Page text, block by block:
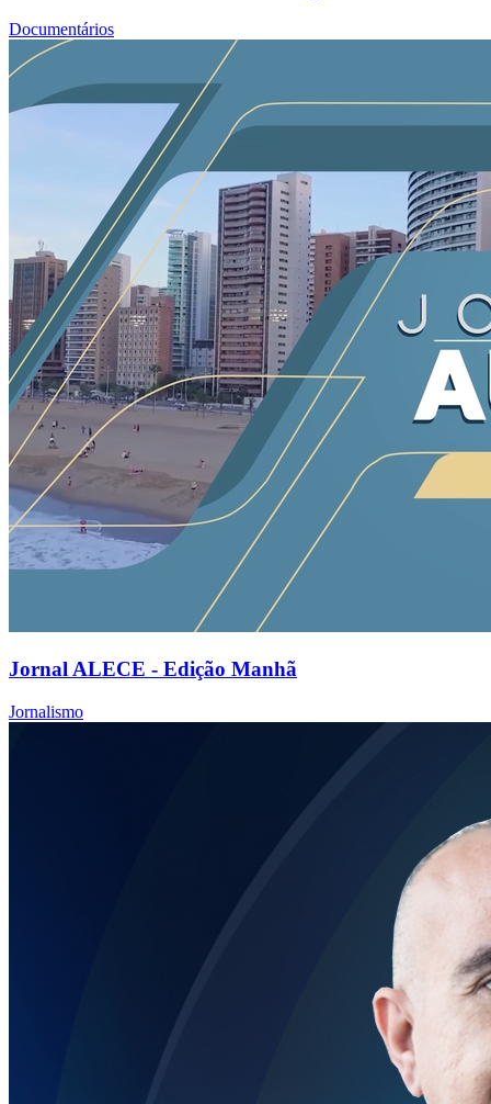
Documentários
Jornal ALECE - Edição Manhã
Jornalismo